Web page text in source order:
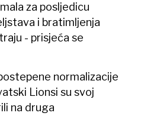
za posljedicu
i bratimljenja
- prisjeća se
normalizacije
Lionsi su svoj
na druga